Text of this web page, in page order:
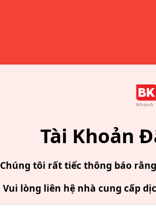
Tài Khoản
Chúng tôi rất tiếc thông báo
Vui lòng liên hệ nhà cung cấp